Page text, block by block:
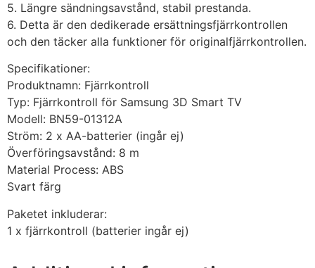
5. Längre sändningsavstånd, stabil prestanda.
6. Detta är den dedikerade ersättningsfjärrkontrollen
och den täcker alla funktioner för originalfjärrkontrollen.
Specifikationer:
Produktnamn: Fjärrkontroll
Typ: Fjärrkontroll för Samsung 3D Smart TV
Modell: BN59-01312A
Ström: 2 x AA-batterier (ingår ej)
Överföringsavstånd: 8 m
Material Process: ABS
Svart färg
Paketet inkluderar:
1 x fjärrkontroll (batterier ingår ej)